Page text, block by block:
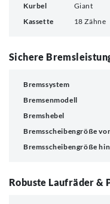
Kurbel
Giant
Kassette
18 Zähne
Sichere
Bremssystem
Bremsenmodell
Bremshebel
Bremsscheibengröße
Bremsscheibengröße
Robuste Laufräder &